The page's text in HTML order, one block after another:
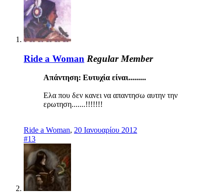
Ride a Woman Regular Member
Απάντηση: Ευτυχία είναι.........
Ελα που δεν κανει να απαντησω αυτην την
ερωτηση.......!!!!!!!
Ride a Woman, 20 Ιανουαρίου 2012
#13